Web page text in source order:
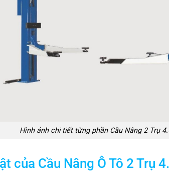
Hình ảnh chi tiết từng phần Cầu Nâng 2 Trụ
của Cầu Nâng Ô Tô 2 Trụ